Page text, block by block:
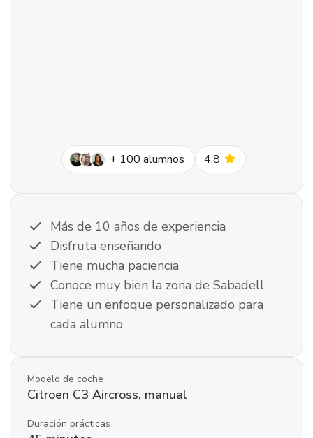
check Más de 10 años de experiencia
check Disfruta enseñando
check Tiene mucha paciencia
check Conoce muy bien la zona de Sabadell
check Tiene un enfoque personalizado para
cada alumno
Modelo de coche
Citroen C3 Aircross, manual
Duración prácticas
+ 100 alumnos 4,8 star